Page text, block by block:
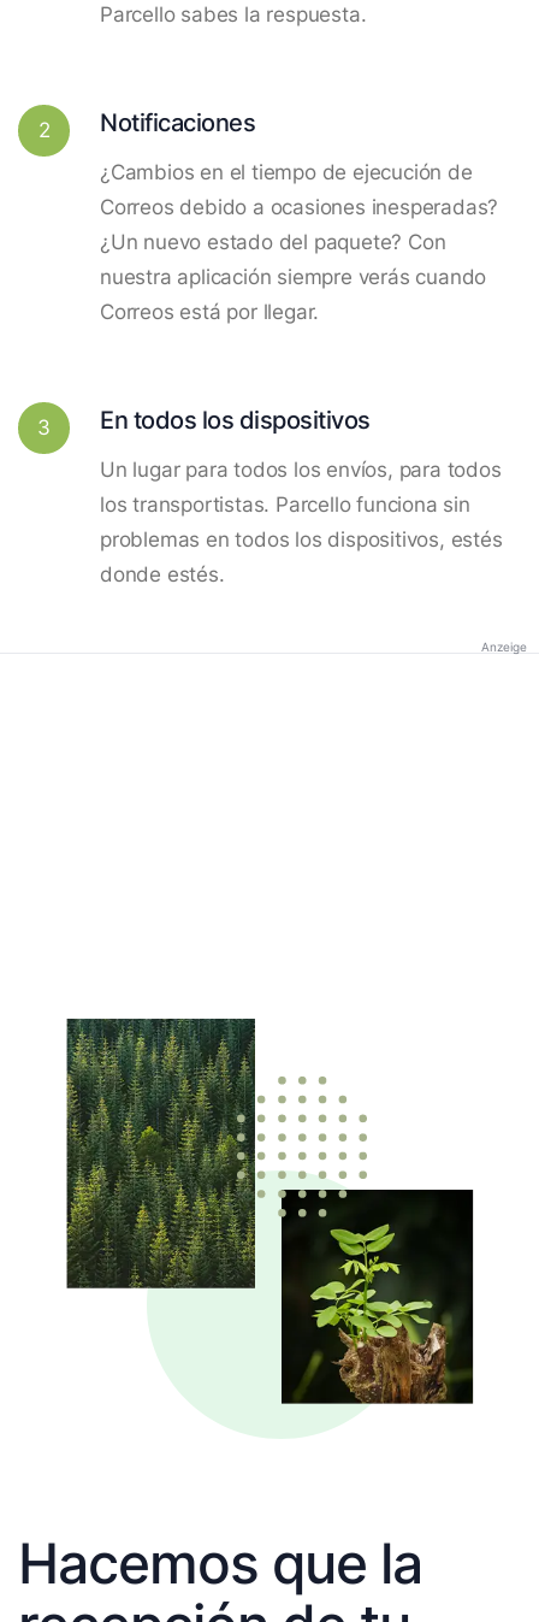
Parcello sabes la respuesta.
2 Notificaciones
¿Cambios en el tiempo de ejecución de
Correos debido a ocasiones inesperadas?
¿Un nuevo estado del paquete? Con
nuestra aplicación siempre verás cuando
Correos está por llegar.
3 En todos los dispositivos
Un lugar para todos los envíos, para todos
los transportistas. Parcello funciona sin
problemas en todos los dispositivos, estés
donde estés.
Anzeige
Hacemos que la